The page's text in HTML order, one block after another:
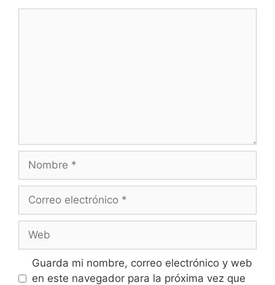
electrónico
Guarda mi nombre, correo electrónico y web
en este navegador para la próxima vez que